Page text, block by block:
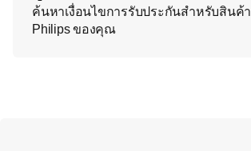
ค้นหาเงื่อนไขการรับประกันสำหรับสินค้า
Philips ของคุณ